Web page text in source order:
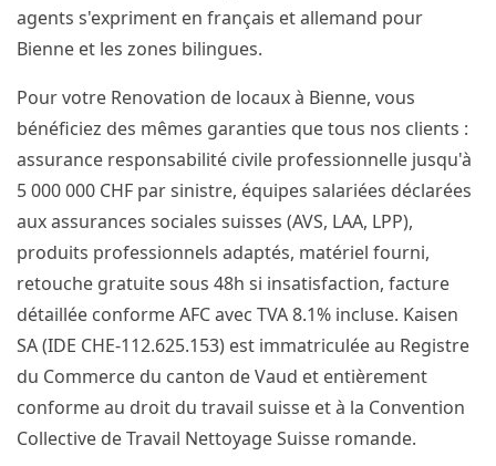
agents s'expriment en français et allemand pour
Bienne et les zones bilingues.
Pour votre Renovation de locaux à Bienne, vous
bénéficiez des mêmes garanties que tous nos clients :
assurance responsabilité civile professionnelle jusqu'à
5 000 000 CHF par sinistre, équipes salariées déclarées
aux assurances sociales suisses (AVS, LAA, LPP),
produits professionnels adaptés, matériel fourni,
retouche gratuite sous 48h si insatisfaction, facture
détaillée conforme AFC avec TVA 8.1% incluse. Kaisen
SA (IDE CHE-112.625.153) est immatriculée au Registre
du Commerce du canton de Vaud et entièrement
conforme au droit du travail suisse et à la Convention
Collective de Travail Nettoyage Suisse romande.